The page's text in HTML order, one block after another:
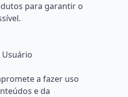
para garantir o
a fazer uso
e da